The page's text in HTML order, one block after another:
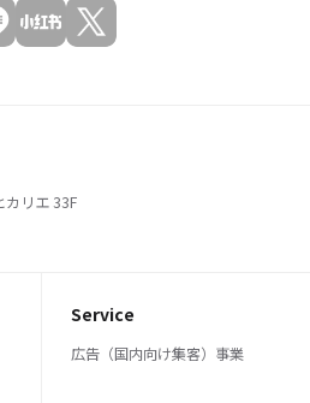
カリエ 33F
Service
広告（国内向け集客）事業